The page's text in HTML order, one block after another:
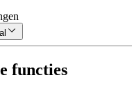
functies